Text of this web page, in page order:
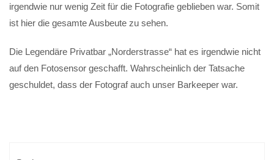
irgendwie nur wenig Zeit für die Fotografie geblieben war. Somit
ist hier die gesamte Ausbeute zu sehen.
Die Legendäre Privatbar „Norderstrasse“ hat es irgendwie nicht
auf den Fotosensor geschafft. Wahrscheinlich der Tatsache
geschuldet, dass der Fotograf auch unser Barkeeper war.